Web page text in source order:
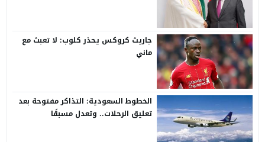
جاريث كروكس يحذر كلوب: لا تعبث مع
ماني
الخطوط السعودية: التذاكر مفتوحة بعد
تعليق الرحلات.. وتعدل مسبقًا